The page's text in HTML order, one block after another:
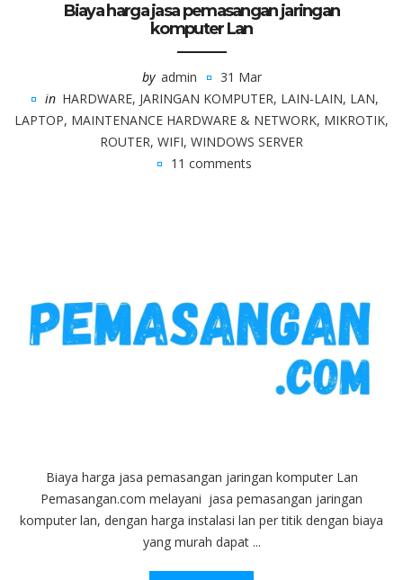
Biaya harga jasa pemasangan jaringan
komputer Lan
by admin
31 Mar
in HARDWARE, JARINGAN KOMPUTER, LAIN-LAIN, LAN,
LAPTOP, MAINTENANCE HARDWARE & NETWORK, MIKROTIK,
ROUTER, WIFI, WINDOWS SERVER
11 comments
Biaya harga jasa pemasangan jaringan komputer Lan
Pemasangan.com melayani jasa pemasangan jaringan
komputer lan, dengan harga instalasi lan per titik dengan biaya
yang murah dapat ...